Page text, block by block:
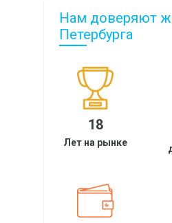
Нам доверяют
Петербурга
18
Лет на рынке